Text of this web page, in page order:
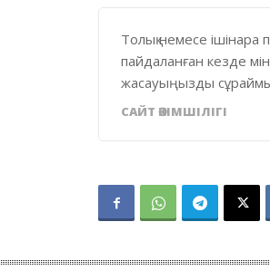
Толық немесе ішінара
пайдаланған кезде
жасауыңызды
САЙТ ӘКІМШІЛІГІ